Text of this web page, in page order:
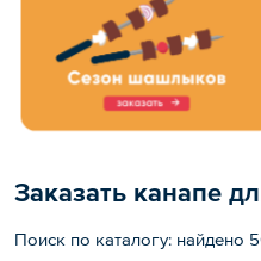
Заказать канапе
Поиск по каталогу: найдено